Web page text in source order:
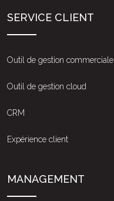
SERVICE CLIENT
Outil de gestion commerciale
Outil de gestion cloud
CRM
Expérience client
MANAGEMENT